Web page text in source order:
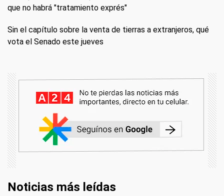
que no habrá "tratamiento exprés"
Sin el capítulo sobre la venta de tierras a extranjeros, qué
vota el Senado este jueves
Noticias más leídas